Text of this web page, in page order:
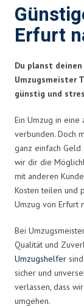
Erfurt
Du planst
Umzugsmeister
günstig und
Ein Umzug in
verbunden. Doch
ganz einfach Geld
wir dir die
mit anderen
Kosten teilen und
Umzug von Erfurt
Bei
Qualität und
Umzugshelfer
sicher und
verlassen, dass
umgehen.